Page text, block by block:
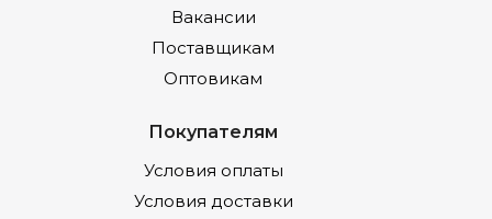
Вакансии
Поставщикам
Оптовикам
Покупателям
Условия оплаты
Условия доставки